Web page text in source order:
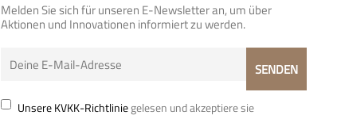
Melden Sie sich für unseren E-Newsletter an, um über
Aktionen und Innovationen informiert zu werden.
Unsere KVKK-Richtliniegelesen und akzeptiere sie